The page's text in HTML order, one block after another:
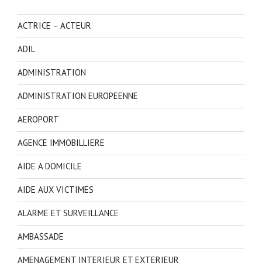
ACTRICE – ACTEUR
ADIL
ADMINISTRATION
ADMINISTRATION EUROPEENNE
AEROPORT
AGENCE IMMOBILLIERE
AIDE A DOMICILE
AIDE AUX VICTIMES
ALARME ET SURVEILLANCE
AMBASSADE
AMENAGEMENT INTERIEUR ET EXTERIEUR